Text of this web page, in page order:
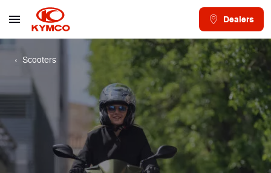
Dealers
Scooters